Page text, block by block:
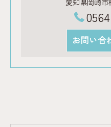
お問い合